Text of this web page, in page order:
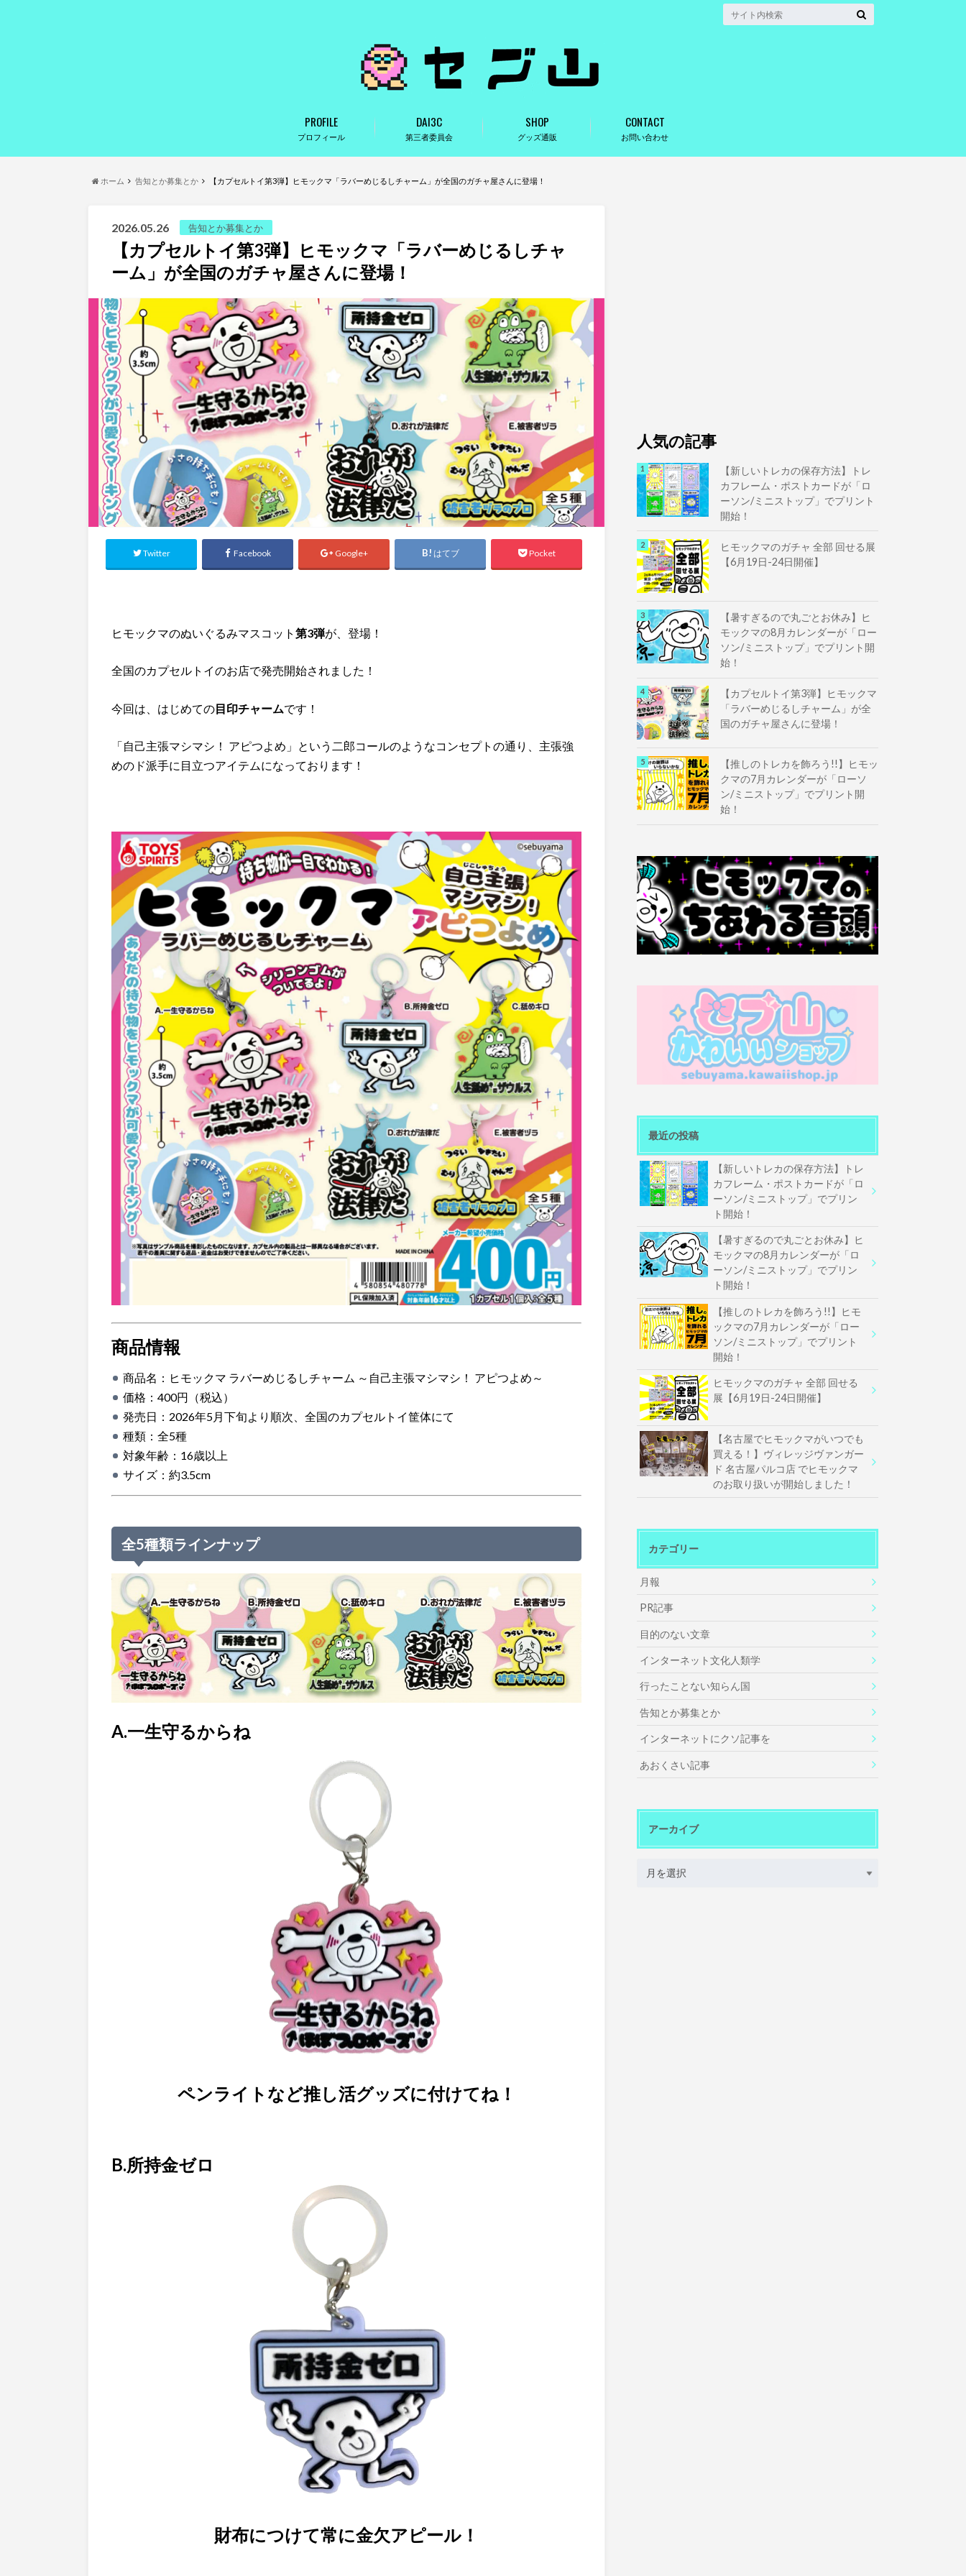
プロフィール
PROFILE
第三者委員会
DAI3C
グッズ通販
SHOP
お問い合わせ
CONTACT
ホーム 告知とか募集とか 【カプセルトイ第3弾】ヒモックマ「ラバーめじるしチャーム」が全国のガチャ屋さんに登場！
2026.05.26 告知とか募集とか
【カプセルトイ第3弾】ヒモックマ「ラバーめじるしチャ
ーム」が全国のガチャ屋さんに登場！
Twitter Facebook Google+ はてブ Pocket
ヒモックマのぬいぐるみマスコット 第3弾が、登場！
全国のカプセルトイのお店で発売開始されました！
今回は、はじめての目印チャームです！
「自己主張マシマシ！ アピつよめ」という二郎コールのようなコンセプトの通り、主張強
めのド派手に目立つアイテムになっております！
商品情報
商品名：ヒモックマ ラバーめじるしチャーム ～自己主張マシマシ！ アピつよめ～
価格：400円（税込）
発売日：2026年5月下旬より順次、全国のカプセルトイ筐体にて
種類：全5種
対象年齢：16歳以上
サイズ：約3.5cm
全5種類ラインナップ
A.一生守るからね
ペンライトなど推し活グッズに付けてね！
B.所持金ゼロ
財布につけて常に金欠アピール！
人気の記事
【新しいトレカの保存方法】トレ
カフレーム・ポストカードが「ロ
ーソン/ミニストップ」でプリント
開始！
ヒモックマのガチャ 全部 回せる展
【6月19日-24日開催】
【暑すぎるので丸ごとお休み】ヒ
モックマの8月カレンダーが「ロー
ソン/ミニストップ」でプリント開
始！
【カプセルトイ第3弾】ヒモックマ
「ラバーめじるしチャーム」が全
国のガチャ屋さんに登場！
【推しのトレカを飾ろう!!】ヒモッ
クマの7月カレンダーが「ローソ
ン/ミニストップ」でプリント開
始！
最近の投稿
【新しいトレカの保存方法】トレ
カフレーム・ポストカードが「ロ
ーソン/ミニストップ」でプリン
ト開始！
【暑すぎるので丸ごとお休み】ヒ
モックマの8月カレンダーが「ロ
ーソン/ミニストップ」でプリン
ト開始！
【推しのトレカを飾ろう!!】ヒモ
ックマの7月カレンダーが「ロー
ソン/ミニストップ」でプリント
開始！
ヒモックマのガチャ 全部 回せる
展【6月19日-24日開催】
【名古屋でヒモックマがいつでも
買える！】ヴィレッジヴァンガー
ド 名古屋パルコ店 でヒモックマ
のお取り扱いが開始しました！
カテゴリー
月報
PR記事
目的のない文章
インターネット文化人類学
行ったことない知らん国
告知とか募集とか
インターネットにクソ記事を
あおくさい記事
アーカイブ